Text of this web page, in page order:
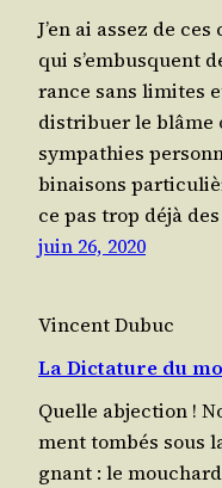
J’en ai assez de
qui s’embusquent
rance sans limites
dis­tri­buer le blâme
sym­pa­thies
bi­nai­sons
ce pas trop déjà
juin 26, 2020
Vincent Dubuc
La Dictature du
Quelle abjec­tion !
ment tom­bés sous
gnant : le